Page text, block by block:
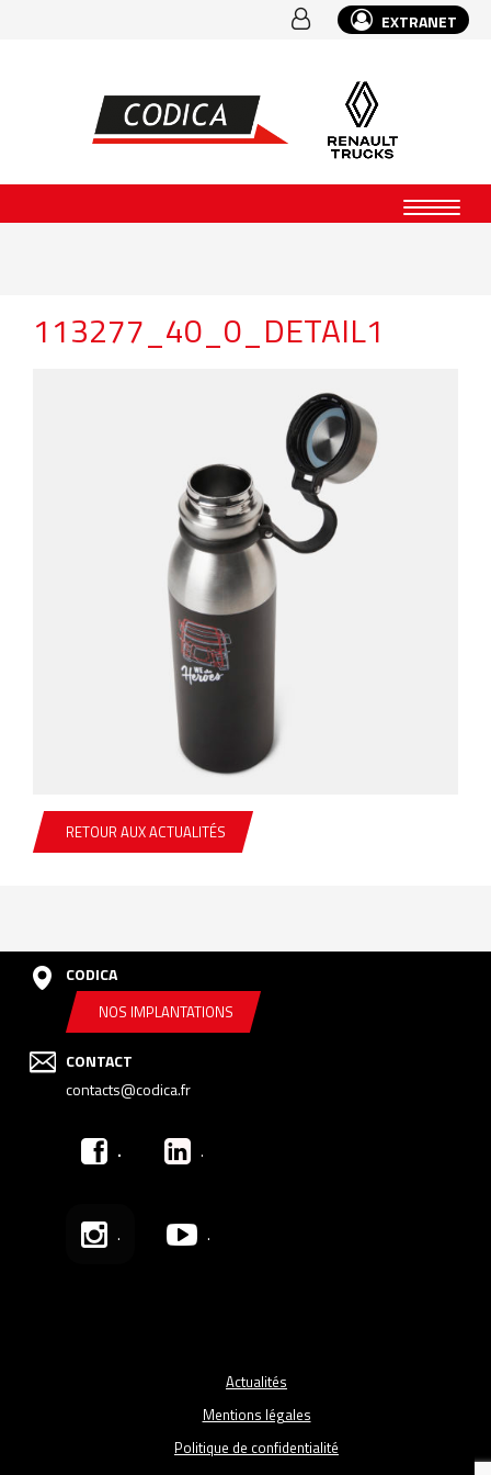
EXTRANET
113277_40_0_DETAIL1
RETOUR AUX ACTUALITÉS
CODICA
NOS IMPLANTATIONS
CONTACT
contacts@codica.fr
. .
. .
Actualités
Mentions légales
Politique de confidentialité